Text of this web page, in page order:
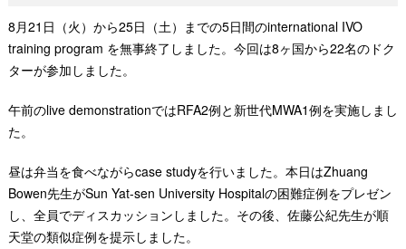
8月21日（火）から25日（土）までの5日間のinternational IVO
training program を無事終了しました。今回は8ヶ国から22名のドク
ターが参加しました。
午前のlive demonstrationではRFA2例と新世代MWA1例を実施しまし
た。
昼は弁当を食べながらcase studyを行いました。本日はZhuang
Bowen先生がSun Yat-sen University Hospitalの困難症例をプレゼン
し、全員でディスカッションしました。その後、佐藤公紀先生が順
天堂の類似症例を提示しました。